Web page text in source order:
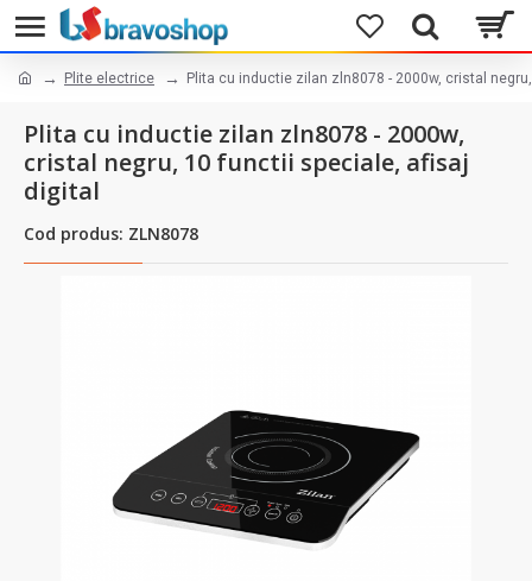
Plite electrice Plita cu inductie zilan zln8078 - 2000w, cristal
Plita cu inductie zilan zln8078 - 2000w,
cristal negru, 10 functii speciale, afisaj
digital
Cod produs: ZLN8078